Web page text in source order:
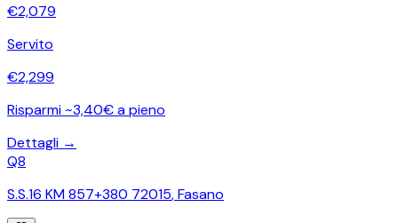
€2,079
Servito
€2,299
Risparmi ~3,40€ a pieno
Dettagli →
Q8
S.S.16 KM 857+380 72015,Fasano